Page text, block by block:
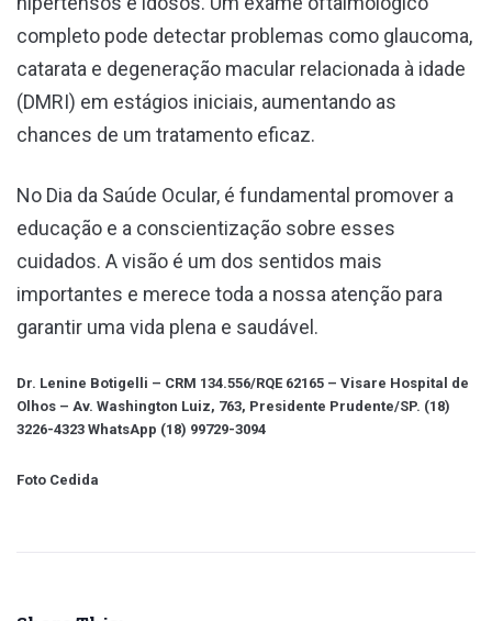
completo pode detectar problemas como glaucoma,
catarata e degeneração macular relacionada à idade
(DMRI) em estágios iniciais, aumentando as
chances de um tratamento eficaz.
No Dia da Saúde Ocular, é fundamental promover a
educação e a conscientização sobre esses
cuidados. A visão é um dos sentidos mais
importantes e merece toda a nossa atenção para
garantir uma vida plena e saudável.
Dr. Lenine Botigelli – CRM 134.556/RQE 62165 – Visare Hospital de
Olhos – Av. Washington Luiz, 763, Presidente Prudente/SP. (18)
3226-4323 WhatsApp (18) 99729-3094
Foto Cedida